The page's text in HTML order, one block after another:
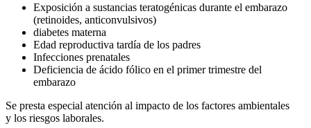
Exposición a sustancias teratogénicas durante el embarazo
(retinoides, anticonvulsivos)
diabetes materna
Edad reproductiva tardía de los padres
Infecciones prenatales
Deficiencia de ácido fólico en el primer trimestre del
embarazo
Se presta especial atención al impacto de los factores ambientales
y los riesgos laborales.